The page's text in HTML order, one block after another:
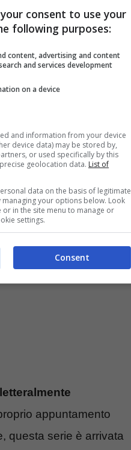
possiamo certo non
dall’inizio degli anni
nostre aspettative.
nel ricordare una
appuntamento
questa serie è arrivata
consent to use your
following purposes:
content, advertising and content
and services development
on a device
and information from your device
device data) may be stored by,
or used specifically by this
geolocation data. List of
data on the basis of legitimate
your options below. Look
in the site menu to manage or
settings.
Consent